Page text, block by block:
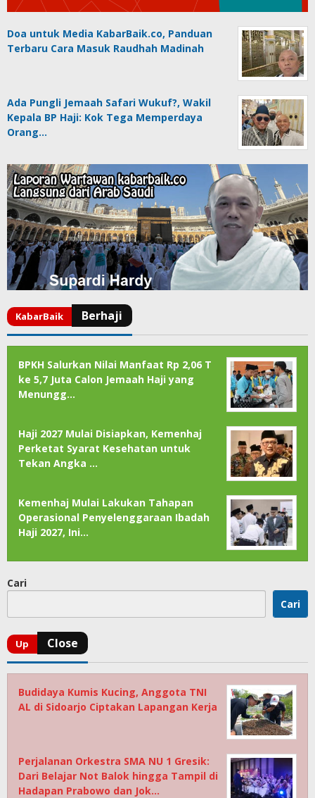
Doa untuk Media KabarBaik.co, Panduan
Terbaru Cara Masuk Raudhah Madinah
Ada Pungli Jemaah Safari Wukuf?, Wakil
Kepala BP Haji: Kok Tega Memperdaya
Orang…
BPKH Salurkan Nilai Manfaat Rp 2,06 T
ke 5,7 Juta Calon Jemaah Haji yang
Menungg…
Haji 2027 Mulai Disiapkan, Kemenhaj
Perketat Syarat Kesehatan untuk
Tekan Angka …
Kemenhaj Mulai Lakukan Tahapan
Operasional Penyelenggaraan Ibadah
Haji 2027, Ini…
Cari
Cari
Budidaya Kumis Kucing, Anggota TNI
AL di Sidoarjo Ciptakan Lapangan Kerja
Perjalanan Orkestra SMA NU 1 Gresik:
Dari Belajar Not Balok hingga Tampil di
Hadapan Prabowo dan Jok…